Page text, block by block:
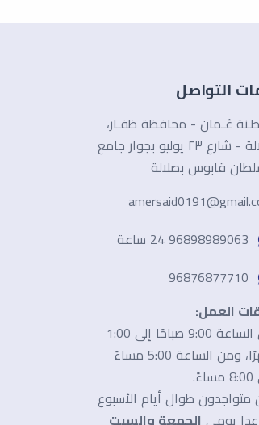
التواصل
عُـمان - محافظة ظفـار،
صلالة - شارع ٢٣ يوليو بجوار جامع
قابوس بصلالة
96898989063 24 ساعة
96876877710
العمل:
من الساعة 9:00 صباحًا إلى 1:00
ظهرًا، ومن الساعة 5:00 مساءً
متواجدون طوال أيام الأسبوع
يومي الجمعة والسبت